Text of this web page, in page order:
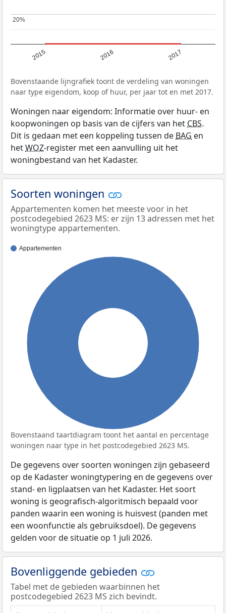
2015 2016 2017
20%
20%
Bovenstaande lijngrafiek toont de verdeling van woningen
naar type eigendom, koop of huur, per jaar tot en met 2017.
Woningen naar eigendom: Informatie over huur- en
koopwoningen op basis van de cijfers van het CBS.
Dit is gedaan met een koppeling tussen de BAG en
hetWOZ-register met een aanvulling uit het
woningbestand van het Kadaster.
Soorten woningen
Appartementen komen het meeste voor in het
postcodegebied 2623 MS: er zijn 13 adressen met het
woningtype appartementen.
Appartementen
Bovenstaand taartdiagram toont het aantal en percentage
woningen naar type in het postcodegebied 2623 MS.
De gegevens over soorten woningen zijn gebaseerd
op de Kadaster woningtypering en de gegevens over
stand- en ligplaatsen van het Kadaster. Het soort
woning is geografisch-algoritmisch bepaald voor
panden waarin een woning is huisvest (panden met
een woonfunctie als gebruiksdoel). De gegevens
gelden voor de situatie op 1 juli 2026.
Bovenliggende gebieden
Tabel met de gebieden waarbinnen het
postcodegebied 2623 MS zich bevindt.